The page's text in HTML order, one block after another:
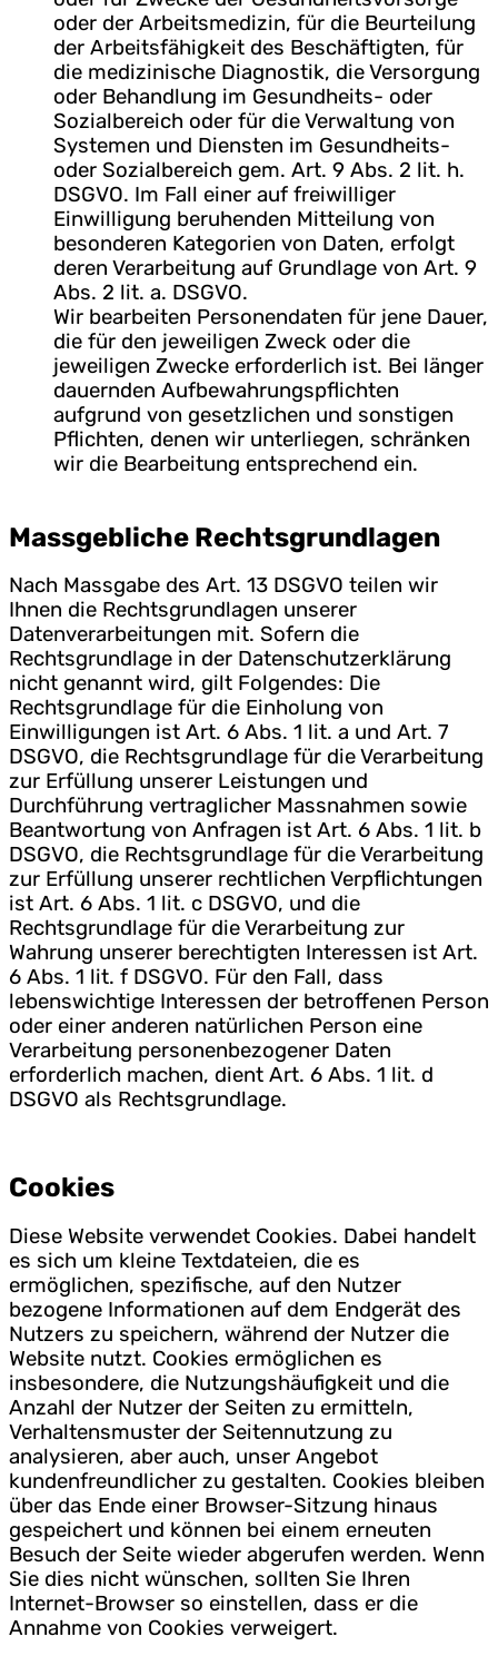
oder der Arbeitsmedizin, für die Beurteilung
der Arbeitsfähigkeit des Beschäftigten, für
die medizinische Diagnostik, die Versorgung
oder Behandlung im Gesundheits- oder
Sozialbereich oder für die Verwaltung von
Systemen und Diensten im Gesundheits-
oder Sozialbereich gem. Art. 9 Abs. 2 lit. h.
DSGVO. Im Fall einer auf freiwilliger
Einwilligung beruhenden Mitteilung von
besonderen Kategorien von Daten, erfolgt
deren Verarbeitung auf Grundlage von Art. 9
Abs. 2 lit. a. DSGVO.
Wir bearbeiten Personendaten für jene Dauer,
die für den jeweiligen Zweck oder die
jeweiligen Zwecke erforderlich ist. Bei länger
dauernden Aufbewahrungspflichten
aufgrund von gesetzlichen und sonstigen
Pflichten, denen wir unterliegen, schränken
wir die Bearbeitung entsprechend ein.
Massgebliche Rechtsgrundlagen
Nach Massgabe des Art. 13 DSGVO teilen wir
Ihnen die Rechtsgrundlagen unserer
Datenverarbeitungen mit. Sofern die
Rechtsgrundlage in der Datenschutzerklärung
nicht genannt wird, gilt Folgendes: Die
Rechtsgrundlage für die Einholung von
Einwilligungen ist Art. 6 Abs. 1 lit. a und Art. 7
DSGVO, die Rechtsgrundlage für die Verarbeitung
zur Erfüllung unserer Leistungen und
Durchführung vertraglicher Massnahmen sowie
Beantwortung von Anfragen ist Art. 6 Abs. 1 lit. b
DSGVO, die Rechtsgrundlage für die Verarbeitung
zur Erfüllung unserer rechtlichen Verpflichtungen
ist Art. 6 Abs. 1 lit. c DSGVO, und die
Rechtsgrundlage für die Verarbeitung zur
Wahrung unserer berechtigten Interessen ist Art.
6 Abs. 1 lit. f DSGVO. Für den Fall, dass
lebenswichtige Interessen der betroffenen Person
oder einer anderen natürlichen Person eine
Verarbeitung personenbezogener Daten
erforderlich machen, dient Art. 6 Abs. 1 lit. d
DSGVO als Rechtsgrundlage.
Cookies
Diese Website verwendet Cookies. Dabei handelt
es sich um kleine Textdateien, die es
ermöglichen, spezifische, auf den Nutzer
bezogene Informationen auf dem Endgerät des
Nutzers zu speichern, während der Nutzer die
Website nutzt. Cookies ermöglichen es
insbesondere, die Nutzungshäufigkeit und die
Anzahl der Nutzer der Seiten zu ermitteln,
Verhaltensmuster der Seitennutzung zu
analysieren, aber auch, unser Angebot
kundenfreundlicher zu gestalten. Cookies bleiben
über das Ende einer Browser-Sitzung hinaus
gespeichert und können bei einem erneuten
Besuch der Seite wieder abgerufen werden. Wenn
Sie dies nicht wünschen, sollten Sie Ihren
Internet-Browser so einstellen, dass er die
Annahme von Cookies verweigert.